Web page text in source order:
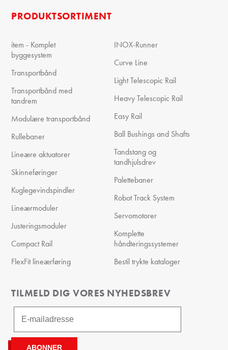
PRODUKTSORTIMENT
item - Komplet
byggesystem
Transportbånd
Transportbånd med
tandrem
Modulære transportbånd
Rullebaner
Lineære aktuatorer
Skinneføringer
Kuglegevindspindler
Lineærmoduler
Justeringsmoduler
Compact Rail
FlexFit lineærføring
INOX-Runner
Curve Line
Light Telescopic Rail
Heavy Telescopic Rail
Easy Rail
Ball Bushings and Shafts
Tandstang og
tandhjulsdrev
Palettebaner
Robot Track System
Servomotorer
Komplette
håndteringssystemer
Bestil trykte kataloger
TILMELD DIG VORES NYHEDSBREV